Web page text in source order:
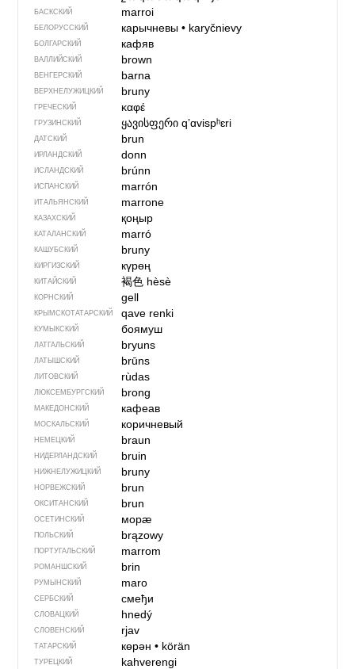
БАСКСКИЙ marroi
БЕЛОРУССКИЙ карычневы• karyčnievy
БОЛГАРСКИЙ кафяв
ВАЛЛИЙСКИЙ brown
ВЕНГЕРСКИЙ barna
ВЕРХНЕЛУЖИЦКИЙ bruny
ГРЕЧЕСКИЙ καφέ
ГРУЗИНСКИЙ ყავისფერიqʼɑvispʰɛri
ДАТСКИЙ brun
ИРЛАНДСКИЙ donn
ИСЛАНДСКИЙ brúnn
ИСПАНСКИЙ marrón
ИТАЛЬЯНСКИЙ marrone
КАЗАХСКИЙ қоңыр
КАТАЛАНСКИЙ marró
КАШУБСКИЙ bruny
КИРГИЗСКИЙ күрөң
КИТАЙСКИЙ 褐色 hèsè
КОРНСКИЙ gell
КРЫМСКО­ТАТАРСКИЙ qave renki
КУМЫКСКИЙ боямуш
ЛАТГАЛЬСКИЙ bryuns
ЛАТЫШСКИЙ brūns
ЛИТОВСКИЙ rùdas
ЛЮКСЕМБУРГСКИЙ brong
МАКЕДОНСКИЙ кафеав
МОСКАЛЬСКИЙ коричневый
НЕМЕЦКИЙ braun
НИДЕРЛАНДСКИЙ bruin
НИЖНЕЛУЖИЦКИЙ bruny
НОРВЕЖСКИЙ brun
ОКСИТАНСКИЙ brun
ОСЕТИНСКИЙ морӕ
ПОЛЬСКИЙ brązowy
ПОРТУГАЛЬСКИЙ marrom
РОМАНШСКИЙ brin
РУМЫНСКИЙ maro
СЕРБСКИЙ смеђи
СЛОВАЦКИЙ hnedý
СЛОВЕНСКИЙ rjav
ТАТАРСКИЙ көрән• körän
ТУРЕЦКИЙ kahverengi